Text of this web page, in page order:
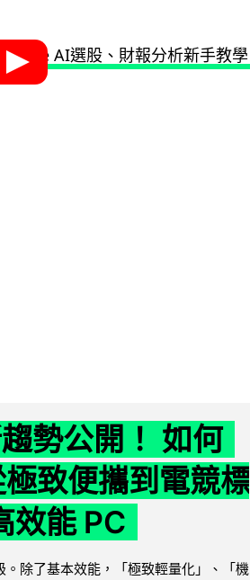
勢公開！ 如何
致便攜到電競標
效能 PC
除了基本效能，「極致輕量化」、「機